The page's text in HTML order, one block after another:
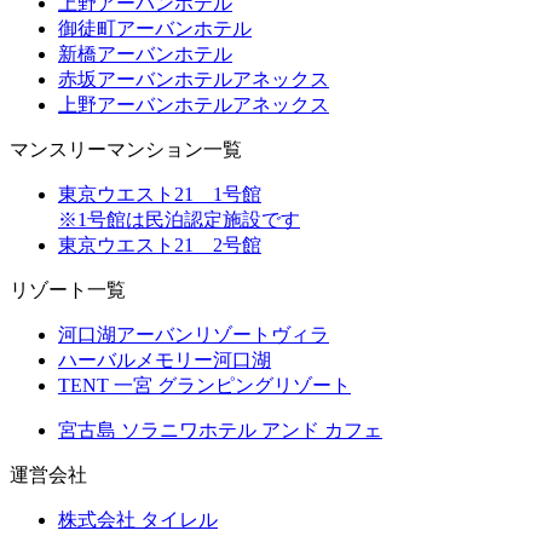
御徒町アーバンホテル
新橋アーバンホテル
赤坂アーバンホテルアネックス
上野アーバンホテルアネックス
マンスリーマンション一覧
東京ウエスト21 1号館
※1号館は民泊認定施設です
東京ウエスト21 2号館
リゾート一覧
河口湖アーバンリゾートヴィラ
ハーバルメモリー河口湖
TENT 一宮 グランピングリゾート
宮古島 ソラニワホテル アンド カフェ
運営会社
株式会社 タイレル